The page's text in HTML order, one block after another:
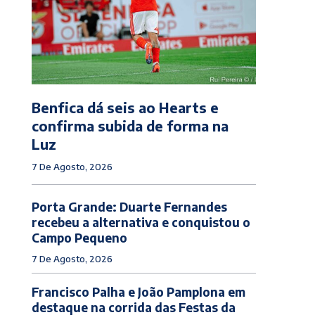
Benfica dá seis ao Hearts e
confirma subida de forma na
Luz
7 De Agosto, 2026
Porta Grande: Duarte Fernandes
recebeu a alternativa e conquistou o
Campo Pequeno
7 De Agosto, 2026
Francisco Palha e João Pamplona em
destaque na corrida das Festas da